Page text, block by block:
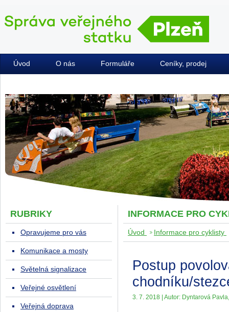
Úvod O nás Formuláře Ceníky, prodej
INFORMACE PRO
Úvod Informace pro cyklisty
Postup
chodníku/
3. 7. 2018 | Autor: Dyntarová
RUBRIKY
Opravujeme pro vás
Komunikace a mosty
Světelná signalizace
Veřejné osvětlení
Veřejná doprava